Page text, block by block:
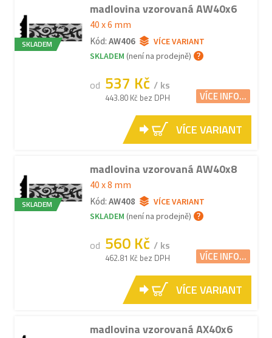
SKLADEM
madlovina vzorovaná AW40x6
40 x 6 mm
Kód: AW406
VÍCE VARIANT
SKLADEM (není na prodejně)
od 537 Kč / ks
443.80 Kč bez DPH VÍCE INFO...
VÍCE VARIANT
SKLADEM
madlovina vzorovaná AW40x8
40 x 8 mm
Kód: AW408
VÍCE VARIANT
SKLADEM (není na prodejně)
od 560 Kč / ks
462.81 Kč bez DPH VÍCE INFO...
VÍCE VARIANT
madlovina vzorovaná AX40x6